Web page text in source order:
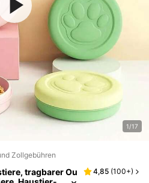
1/17
Zollgebühren
tragbarer Ou
4,85 (100+)